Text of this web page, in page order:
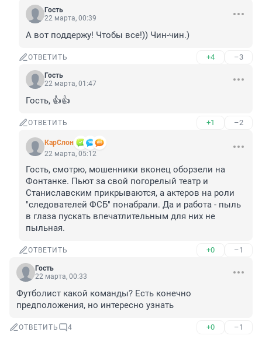
Гость
22 марта, 00:39
А вот поддержу! Чтобы все!)) Чин-чин.)
ОТВЕТИТЬ +4 –3
Гость
22 марта, 01:47
Гость, 👍👍
ОТВЕТИТЬ +1 –2
КарСлон
22 марта, 05:12
Гость, смотрю, мошенники вконец оборзели на
Фонтанке. Пьют за свой погорелый театр и
Станиславским прикрываются, а актеров на роли
"следователей ФСБ" понабрали. Да и работа - пыль
в глаза пускать впечатлительным для них не
пыльная.
ОТВЕТИТЬ +0 –1
Гость
22 марта, 00:33
Футболист какой команды? Есть конечно
предположения, но интересно узнать
ОТВЕТИТЬ 4 +0 –1